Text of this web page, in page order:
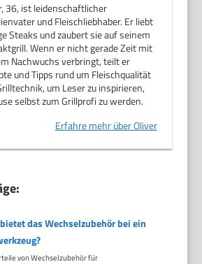
36, ist leidenschaftlicher
und Fleischliebhaber. Er liebt
Steaks und zaubert sie auf seinem
Wenn er nicht gerade Zeit mit
Nachwuchs verbringt, teilt er
und Tipps rund um Fleischqualität
um Leser zu inspirieren,
selbst zum Grillprofi zu werden.
Erfahre mehr über Oliver
das Wechselzubehör bei ein
von Wechselzubehör für